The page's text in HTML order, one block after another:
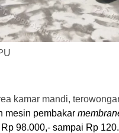
kamar mandi,
mesin pembakar
98.000,- sampai Rp